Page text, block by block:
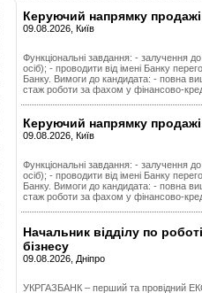
Керуючий напрямку
09.08.2026, Київ
Функціональні завдання: - залучення
осіб); - проводити від імені Банку
Банку. Вимоги до кандидата: - повна
стаж роботи за фахом у фінансово-
Керуючий напрямку
09.08.2026, Київ
Функціональні завдання: - залучення
осіб); - проводити від імені Банку
Банку. Вимоги до кандидата: - повна
стаж роботи за фахом у фінансово-
Начальник відділу по
бізнесу
09.08.2026, Дніпро
УКРГАЗБАНК – перший та провідний